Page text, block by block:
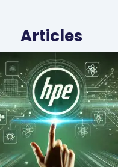
Articles